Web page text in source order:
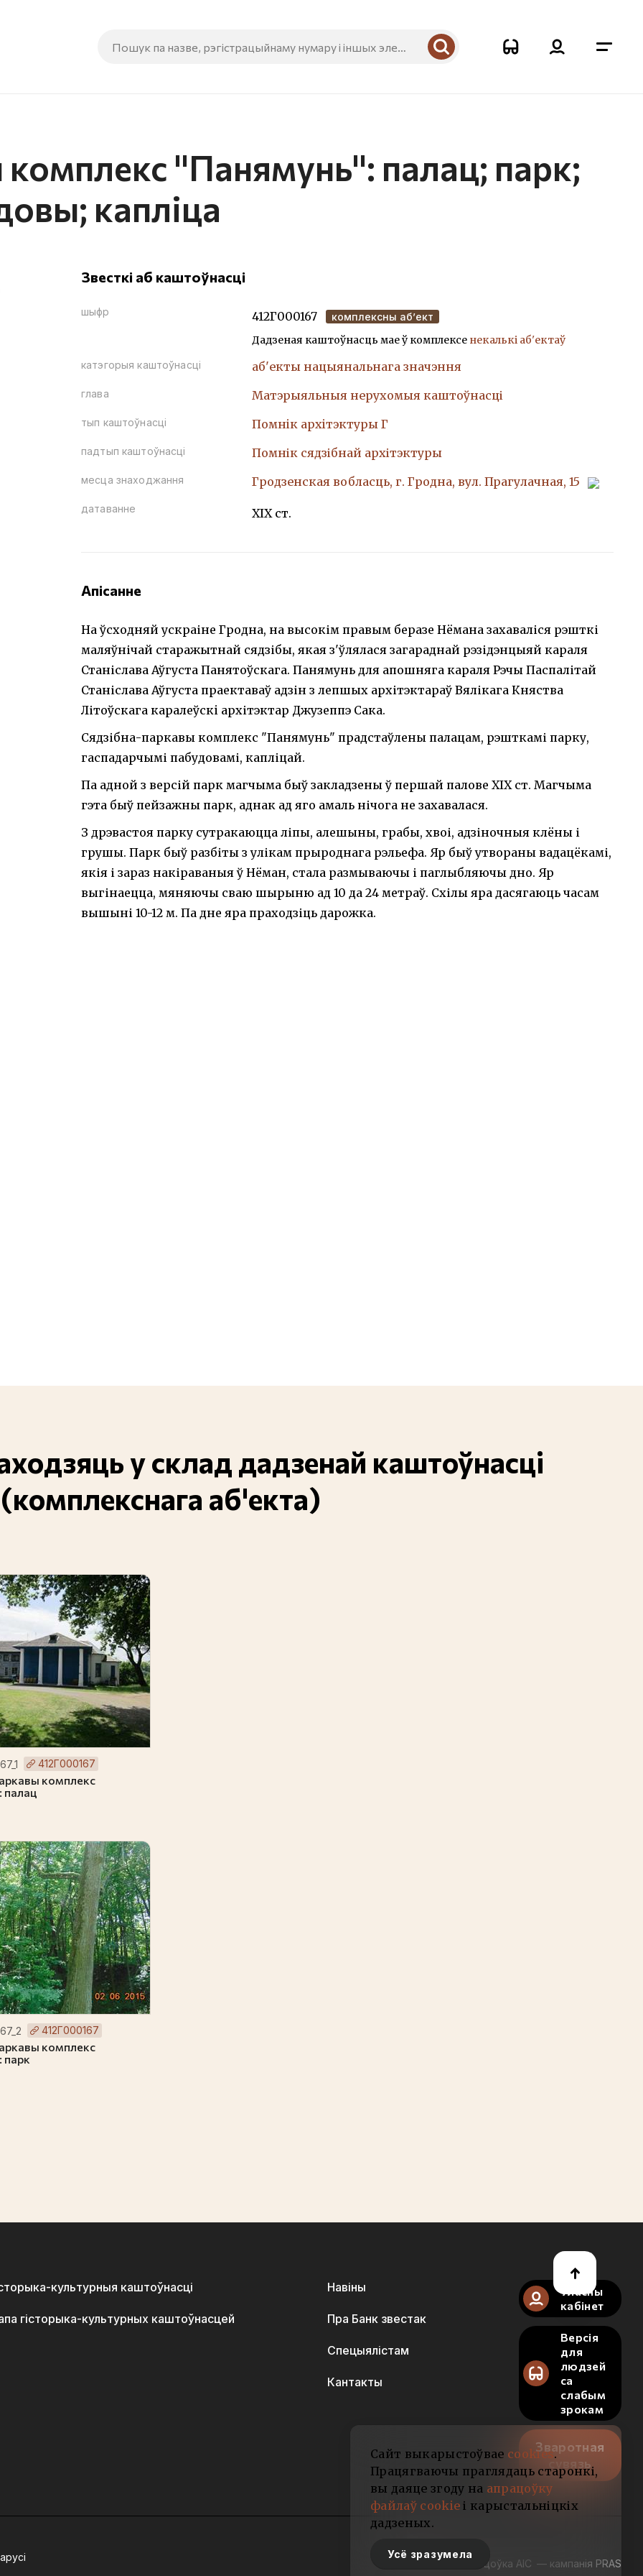
"Панямунь": палац; парк;
капліца
Звесткі аб каштоўнасці
шыфр 412Г000167 комплексны аб’ект
Дадзеная каштоўнасць мае ў комплексе некалькі аб'ектаў
катэгорыя каштоўнасці аб'екты нацыянальнага значэння
глава Матэрыяльныя нерухомыя каштоўнасці
тып каштоўнасці Помнiк архiтэктуры Г
падтып каштоўнасці Помнік сядзібнай архітэктуры
месца знаходжання Гродзенская вобласць, г. Гродна, вул. Прагулачная, 15
датаванне XIX ст.
Апісанне
На ўсходняй ускраіне Гродна, на высокім правым беразе Нёмана захаваліся рэшткі
маляўнічай старажытнай сядзібы, якая з'ўлялася загараднай рэзідэнцыяй караля
Станіслава Аўгуста Панятоўскага. Панямунь для апошняга караля Рэчы Паспалітай
Станіслава Аўгуста праектаваў адзін з лепшых архітэктараў Вялікага Княства
Літоўскага каралeўcкi архітэктар Джузеппэ Сака.
Сядзібна-паркавы комплекс "Панямунь" прадстаўлены палацам, рэшткамі парку,
гаспадарчымі пабудовамі, капліцай.
Па адной з версій парк магчыма быў закладзены ў першай палове XIX ст. Магчыма
гэта быў пейзажны парк, аднак ад яго амаль нічога не захавалася.
З дрэвастоя парку сутракаюцца ліпы, алешыны, грабы, хвоі, адзіночныя клёны і
грушы. Парк быў разбіты з улікам прыроднага рэльефа. Яр быў утвораны вадацёкамі,
якія і зараз накіраваныя ў Нёман, стала размываючы і паглыбляючы дно. Яр
выгінаецца, мяняючы сваю шырыню ад 10 да 24 метраў. Схілы яра дасягаюць часам
вышыні 10-12 м. Па дне яра праходзіць дарожка.
у склад дадзенай каштоўнасці
(комплекснага аб'екта)
412Г000167
комплекс
палац
412Г000167
комплекс
парк
культурныя каштоўнасці
гісторыка-культурных каштоўнасцей
Навіны
Пра Банк звестак
Спецыялістам
Кантакты
Уласны
кабінет
Версія
для
людзей
са
слабым
зрокам
Зваротная
сувязь
Распрацоўка АІС — кампанія PRAS
Сайт выкарыстоўвае cookies.
Працягваючы праглядаць старонкі,
вы даяце згоду на апрацоўку
файлаў cookie і карыстальніцкіх
дадзеных.
Усё зразумела